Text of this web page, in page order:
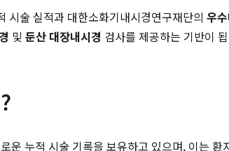
시술 실적과 대한소화기내시경연구재단의 우
및 둔산 대장내시경 검사를 제공하는 기반이
누적 시술 기록을 보유하고 있으며, 이는 환